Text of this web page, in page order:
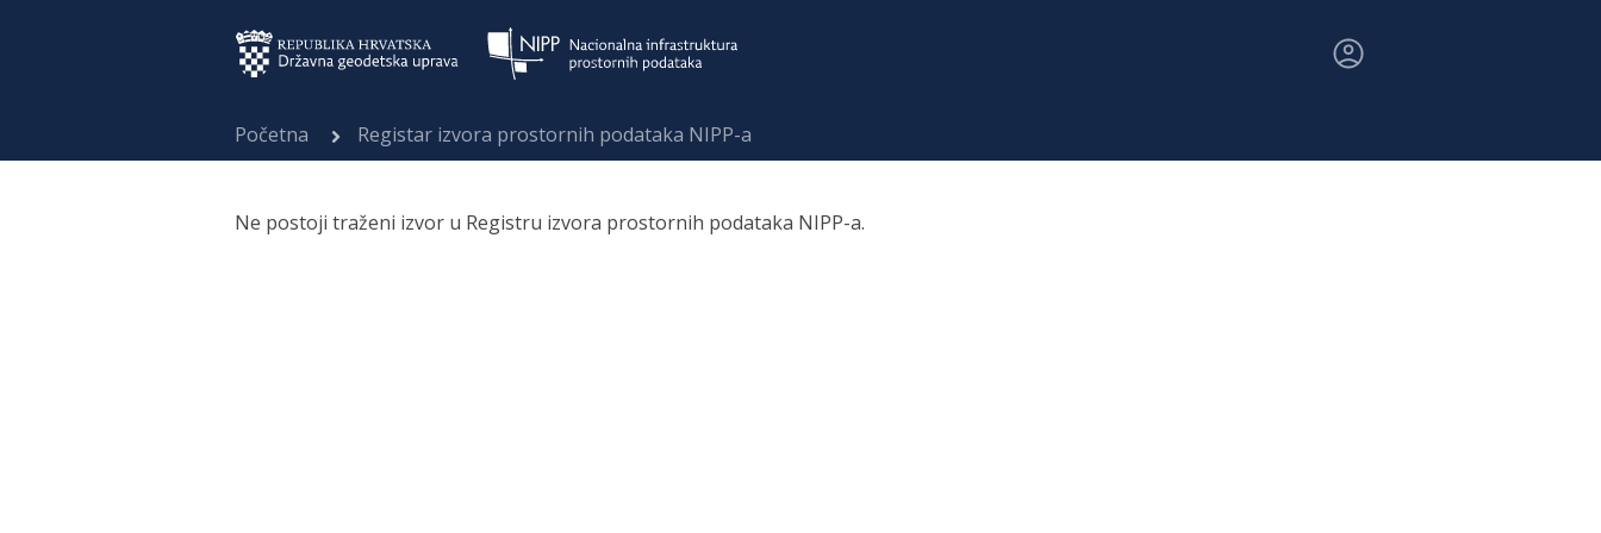
Početna Registar izvora prostornih podataka NIPP-a
Ne postoji traženi izvor u Registru izvora prostornih podataka NIPP-a.